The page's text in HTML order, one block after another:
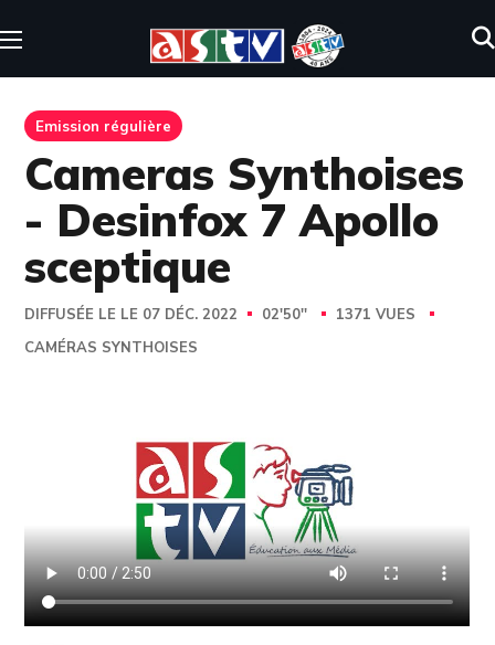
Emission régulière
Cameras Synthoises
- Desinfox 7 Apollo
sceptique
DIFFUSÉE LE LE 07 DÉC. 2022 02'50''
1371 VUES
CAMÉRAS SYNTHOISES